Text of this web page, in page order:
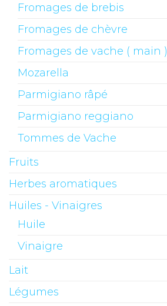
Fromages de brebis
Fromages de chèvre
Fromages de vache ( main )
Mozarella
Parmigiano râpé
Parmigiano reggiano
Tommes de Vache
Fruits
Herbes aromatiques
Huiles - Vinaigres
Huile
Vinaigre
Lait
Légumes